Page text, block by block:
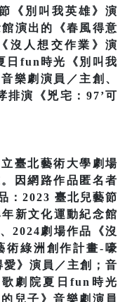
《別叫我英雄》演
演出的《春風得意
沒人想交作業》演
日fun時光《別叫我
樂劇演員／主創、
排演《兇宅：97’可
臺北藝術大學劇場
因網路作品匿名者
：2023 臺北兒藝節
新文化運動紀念館
2024劇場作品《沒
術綠洲創作計畫-嚎
愛》演員／主創；音
劇院夏日fun時光
兒子》音樂劇演員